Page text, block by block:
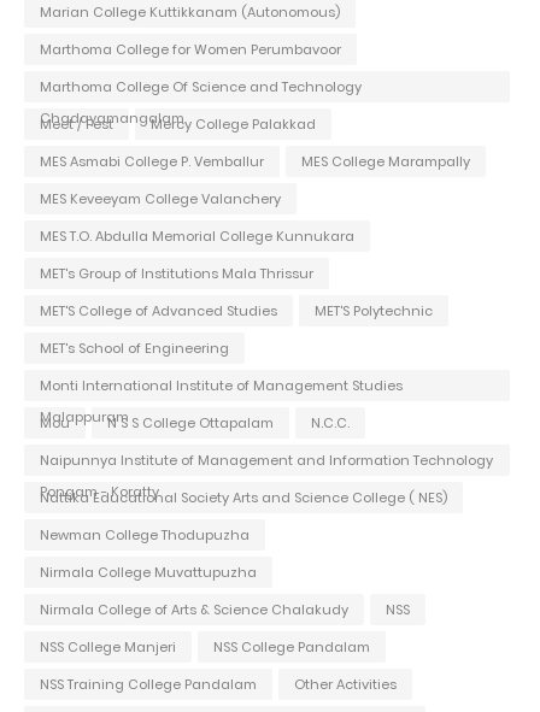
Marian College Kuttikkanam (Autonomous)
Marthoma College for Women Perumbavoor
Marthoma College Of Science and Technology
Chadayamangalam
Meet / Fest
Mercy College Palakkad
MES Asmabi College P. Vemballur
MES College Marampally
MES Keveeyam College Valanchery
MES T.O. Abdulla Memorial College Kunnukara
MET's Group of Institutions Mala Thrissur
MET'S College of Advanced Studies
MET'S Polytechnic
MET's School of Engineering
Monti International Institute of Management Studies
Malappuram
Mou N S S College Ottapalam
N.C.C.
Naipunnya Institute of Management and Information Technology
Pongam - Koratty
Nattika Educational Society Arts and Science College ( NES)
Newman College Thodupuzha
Nirmala College Muvattupuzha
Nirmala College of Arts & Science Chalakudy
NSS
NSS College Manjeri
NSS College Pandalam
NSS Training College Pandalam
Other Activities